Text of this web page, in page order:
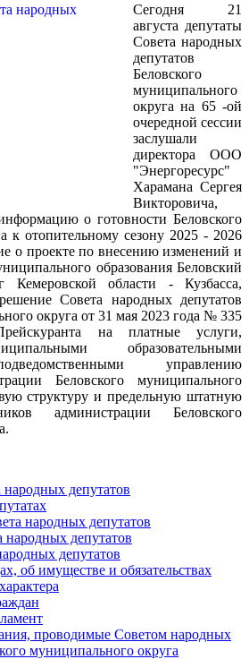
Сегодня 21
августа депутаты
Совета народных
депутатов
Беловского
муниципального
округа на 65 -ой
очередной сессии
заслушали
директора ООО
"Энергоресурс"
Харамана Сергея
Викторовича,
о готовности Беловского
к отопительному сезону 2025 - 2026
о проекте по внесению изменений и
образования Беловский
Кемеровской области - Кузбасса,
Совета народных депутатов
округа от 31 мая 2023 года № 335
на платные услуги,
образовательными
управлению
Беловского муниципального
структуру и предельную штатную
администрации Беловского
народных депутатов
народных депутатов
народных депутатов
депутатов
об имуществе и обязательствах
проводимые Советом народных
муниципального округа